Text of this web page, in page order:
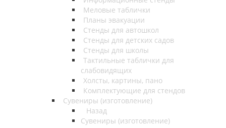
Меловые таблички
Планы эвакуации
Стенды для автошкол
Стенды для детских садов
Стенды для школы
Тактильные таблички для
слабовидящих
Холсты, картины, пано
Комплектующие для стендов
Сувениры (изготовление)
Назад
Сувениры (изготовление)